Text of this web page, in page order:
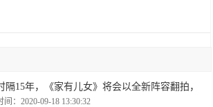
隔15年，《家有儿女》将会以全新阵容翻拍，
间：2020-09-18 13:30:32